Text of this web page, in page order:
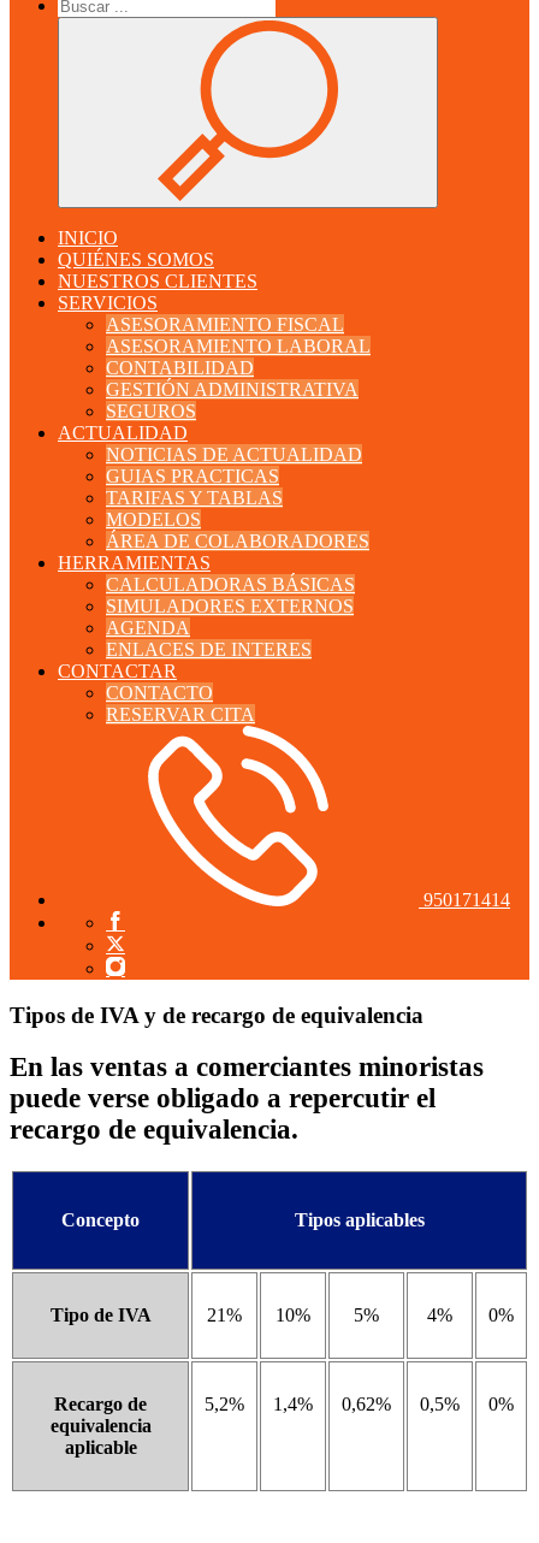
INICIO
QUIÉNES SOMOS
NUESTROS CLIENTES
SERVICIOS
ASESORAMIENTO FISCAL
ASESORAMIENTO LABORAL
CONTABILIDAD
GESTIÓN ADMINISTRATIVA
SEGUROS
ACTUALIDAD
NOTICIAS DE ACTUALIDAD
GUIAS PRACTICAS
TARIFAS Y TABLAS
MODELOS
ÁREA DE COLABORADORES
HERRAMIENTAS
CALCULADORAS BÁSICAS
SIMULADORES EXTERNOS
AGENDA
ENLACES DE INTERES
CONTACTAR
CONTACTO
RESERVAR CITA
950171414
Tipos de IVA y de recargo de equivalencia
En las ventas a comerciantes minoristas
puede verse obligado a repercutir el
recargo de equivalencia.
Concepto Tipos aplicables
Tipo de IVA 21% 10% 5% 4% 0%
Recargo de
equivalencia
aplicable
5,2% 1,4% 0,62% 0,5% 0%